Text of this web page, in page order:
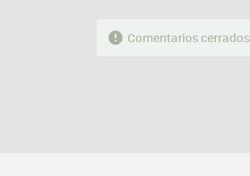
Comentarios cerrados